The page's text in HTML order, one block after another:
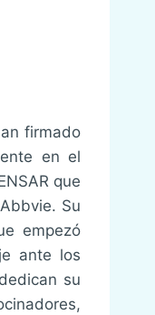
firmado
en el
que
Su
empezó
ante los
su